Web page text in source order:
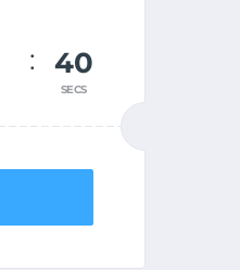
39
SECS